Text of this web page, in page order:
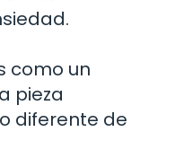
como un
pieza
diferente de